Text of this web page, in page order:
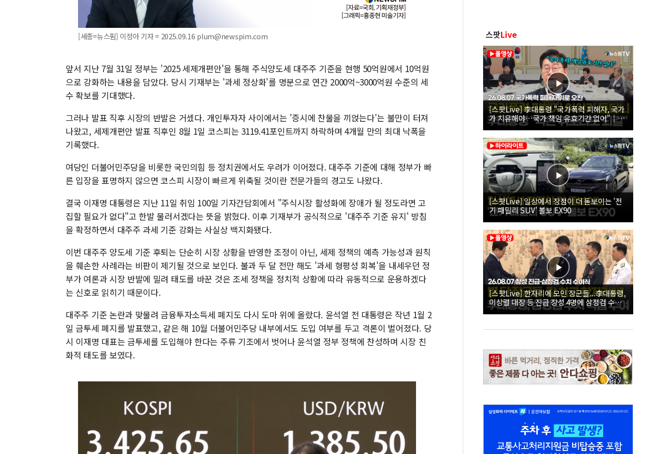
[세종=뉴스핌] 이정아 기자 = 2025.09.16 plum@newspim.com
앞서 지난 7월 31일 정부는 '2025 세제개편안'을 통해 주식양도세 대주주 기준을 현행 50억원에서 10억원
으로 강화하는 내용을 담았다. 당시 기재부는 '과세 정상화'를 명분으로 연간 2000억~3000억원 수준의 세
수 확보를 기대했다.
그러나 발표 직후 시장의 반발은 거셌다. 개인투자자 사이에서는 '증시에 찬물을 끼얹는다'는 불만이 터져
나왔고, 세제개편안 발표 직후인 8월 1일 코스피는 3119.41포인트까지 하락하며 4개월 만의 최대 낙폭을
기록했다.
여당인 더불어민주당을 비롯한 국민의힘 등 정치권에서도 우려가 이어졌다. 대주주 기준에 대해 정부가 빠
른 입장을 표명하지 않으면 코스피 시장이 빠르게 위축될 것이란 전문가들의 경고도 나왔다.
결국 이재명 대통령은 지난 11일 취임 100일 기자간담회에서 "주식시장 활성화에 장애가 될 정도라면 고
집할 필요가 없다"고 한발 물러서겠다는 뜻을 밝혔다. 이후 기재부가 공식적으로 '대주주 기준 유지' 방침
을 확정하면서 대주주 과세 기준 강화는 사실상 백지화됐다.
이번 대주주 양도세 기준 후퇴는 단순히 시장 상황을 반영한 조정이 아닌, 세제 정책의 예측 가능성과 원칙
을 훼손한 사례라는 비판이 제기될 것으로 보인다. 불과 두 달 전만 해도 '과세 형평성 회복'을 내세우던 정
부가 여론과 시장 반발에 밀려 태도를 바꾼 것은 조세 정책을 정치적 상황에 따라 유동적으로 운용하겠다
는 신호로 읽히기 때문이다.
대주주 기준 논란과 맞물려 금융투자소득세 폐지도 다시 도마 위에 올랐다. 윤석열 전 대통령은 작년 1월 2
일 금투세 폐지를 발표했고, 같은 해 10월 더불어민주당 내부에서도 도입 여부를 두고 격론이 벌어졌다. 당
시 이재명 대표는 금투세를 도입해야 한다는 주류 기조에서 벗어나 윤석열 정부 정책에 찬성하며 시장 친
화적 태도를 보였다.
스팟Live
[스팟Live] 李대통령 "국가폭력 피해자, 국가
가 치유해야…국가 책임 유효기간 없어"｜
26.08.07 국가폭력 피해자 위로 오찬
[스팟Live] 일상에서 장점이 더 돋보이는 '전
기 패밀리 SUV' 볼보 EX90
[스팟Live] 한자리에 모인 장군들...李대통령,
이상렬 대장 등 진급 장성 4명에 삼정검 수치
직접 수여｜26.08.07 장성 진급·삼정검 수치